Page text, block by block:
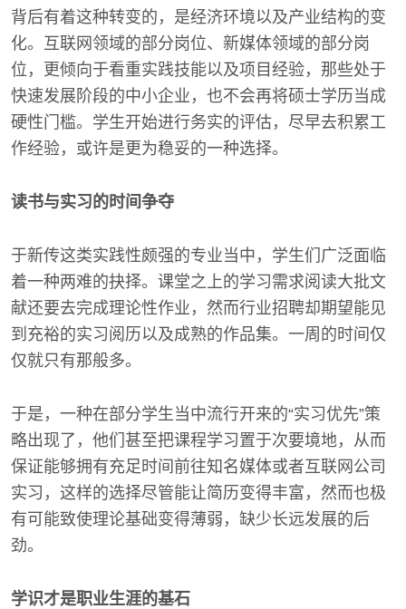
背后有着这种转变的，是经济环境以及产业结构的变
化。互联网领域的部分岗位、新媒体领域的部分岗
位，更倾向于看重实践技能以及项目经验，那些处于
快速发展阶段的中小企业，也不会再将硕士学历当成
硬性门槛。学生开始进行务实的评估，尽早去积累工
作经验，或许是更为稳妥的一种选择。
读书与实习的时间争夺
于新传这类实践性颇强的专业当中，学生们广泛面临
着一种两难的抉择。课堂之上的学习需求阅读大批文
献还要去完成理论性作业，然而行业招聘却期望能见
到充裕的实习阅历以及成熟的作品集。一周的时间仅
仅就只有那般多。
于是，一种在部分学生当中流行开来的“实习优先”策
略出现了，他们甚至把课程学习置于次要境地，从而
保证能够拥有充足时间前往知名媒体或者互联网公司
实习，这样的选择尽管能让简历变得丰富，然而也极
有可能致使理论基础变得薄弱，缺少长远发展的后
劲。
学识才是职业生涯的基石